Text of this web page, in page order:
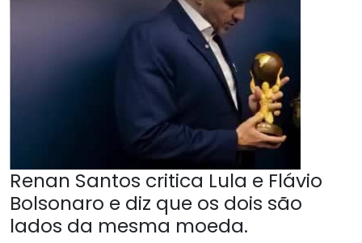
Renan Santos critica Lula e Flávio
Bolsonaro e diz que os dois são
lados da mesma moeda.